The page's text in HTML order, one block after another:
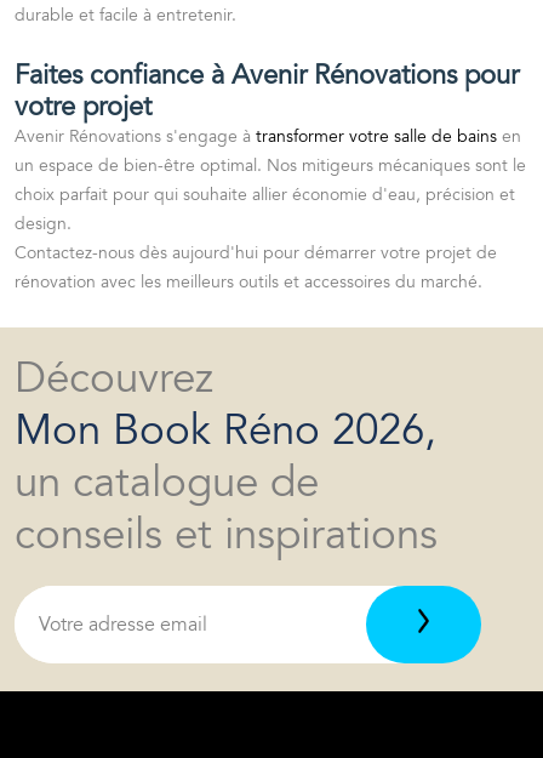
durable et facile à entretenir.
Faites confiance à Avenir Rénovations pour
votre projet
Avenir Rénovations s'engage à transformer votre salle de bains en
un espace de bien-être optimal. Nos mitigeurs mécaniques sont le
choix parfait pour qui souhaite allier économie d'eau, précision et
design.
Contactez-nous dès aujourd'hui pour démarrer votre projet de
rénovation avec les meilleurs outils et accessoires du marché.
Découvrez
Mon Book Réno 2026,
un catalogue de
conseils et inspirations